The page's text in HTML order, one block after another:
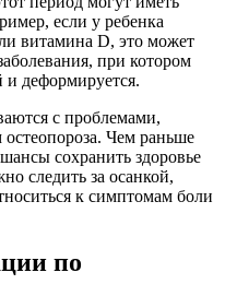
если у ребенка
витамина D, это может
при котором
и деформируется.
с проблемами,
Чем раньше
сохранить здоровье
следить за осанкой,
к симптомам боли
по